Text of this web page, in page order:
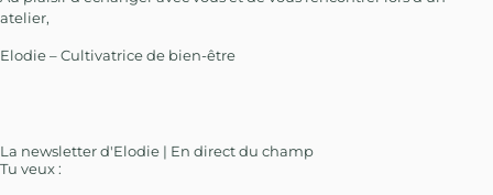
atelier,
Elodie – Cultivatrice de bien-être
La newsletter d'Elodie | En direct du champ
Tu veux :